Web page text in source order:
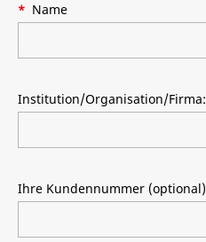
Name
Institution/Organisation/Firma:
Ihre Kundennummer (optional)